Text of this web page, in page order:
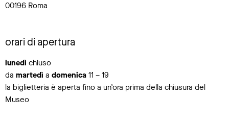
00196 Roma
orari di apertura
lunedì chiuso
da martedì a domenica 11 – 19
la biglietteria è aperta fino a un’ora prima della chiusura del
Museo